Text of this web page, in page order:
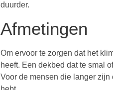
duurder.
Afmetingen
Om ervoor te zorgen dat het
heeft. Een dekbed dat te smal
Voor de mensen die langer